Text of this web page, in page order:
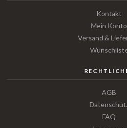
Kontakt
Mein Konto
Versand &
AGB
FAQ